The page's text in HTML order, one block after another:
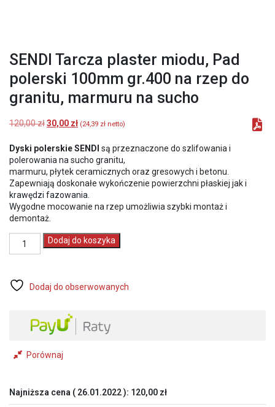
SENDI Tarcza plaster miodu, Pad
polerski 100mm gr.400 na rzep do
granitu, marmuru na sucho
120,00złPierwotna
wynosiła:
120,00 zł.
30,00 złAktualna
wynosi:
30,00 zł.
(24,39 zł netto)
Dyski polerskie SENDI są przeznaczone do szlifowania i
polerowania na sucho granitu,
marmuru, płytek ceramicznych oraz gresowych i betonu.
Zapewniają doskonałe wykończenie powierzchni płaskiej jak i
krawędzi fazowania.
Wygodne mocowanie na rzep umożliwia szybki montaż i
demontaż.
SENDI
miodu,
100mm
gr.400
rzep
marmuru
Dodaj do koszyka
Dodaj do obserwowanych
Porównaj
Najniższa cena ( 26.01.2022): 120,00 zł